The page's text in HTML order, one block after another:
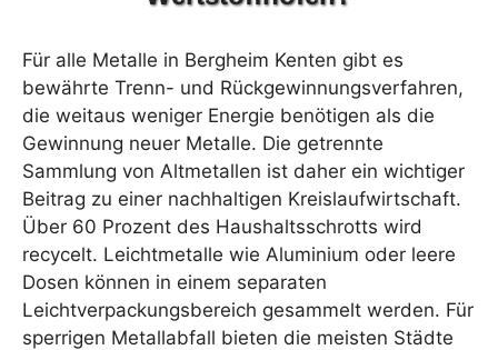
Für alle Metalle in Bergheim Kenten gibt es
bewährte Trenn- und Rückgewinnungsverfahren,
die weitaus weniger Energie benötigen als die
Gewinnung neuer Metalle. Die getrennte
Sammlung von Altmetallen ist daher ein wichtiger
Beitrag zu einer nachhaltigen Kreislaufwirtschaft.
Über 60 Prozent des Haushaltsschrotts wird
recycelt. Leichtmetalle wie Aluminium oder leere
Dosen können in einem separaten
Leichtverpackungsbereich gesammelt werden. Für
sperrigen Metallabfall bieten die meisten Städte